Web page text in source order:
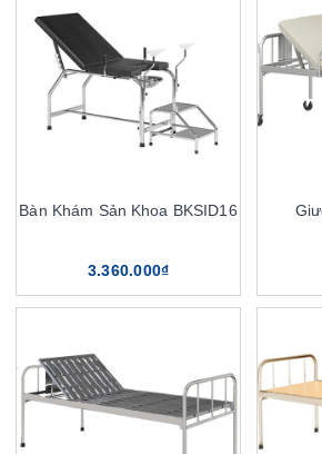
Bàn Khám Sản Khoa BKSID16
3.360.000₫